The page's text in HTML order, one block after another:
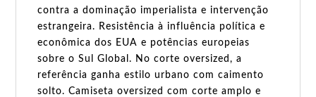
contra a dominação imperialista e intervenção
estrangeira. Resistência à influência política e
econômica dos EUA e potências europeias
sobre o Sul Global. No corte oversized, a
referência ganha estilo urbano com caimento
solto. Camiseta oversized com corte amplo e